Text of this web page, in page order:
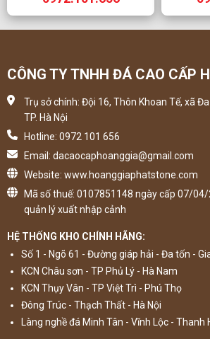
CÔNG TY TNHH ĐÁ CAO CẤP
Trụ sở chính: Đội 16, Thôn Khoan Tế, xã
TP. Hà Nội
Hotline: 0972 101 656
Email: dacaocaphoanggia@gmail.com
Website: www.hoanggiaphatstone.com
Mã số thuế: 0107851148 ngày cấp 07/04/
quản lý xuất nhập cảnh
HỆ THỐNG KHO CHÍNH HÃNG:
Số 1 - Ngõ 61 - Đường giáp hải - Đa tốn -
KCN Châu sơn - TP Phủ Lý - Hà Nam
KCN Thụy Vân - TP Việt Trì - Phú Thọ
Đông Trúc - Thạch Thất - Hà Nội
Làng nghề đá Minh Tân - Vĩnh Lộc - Thanh